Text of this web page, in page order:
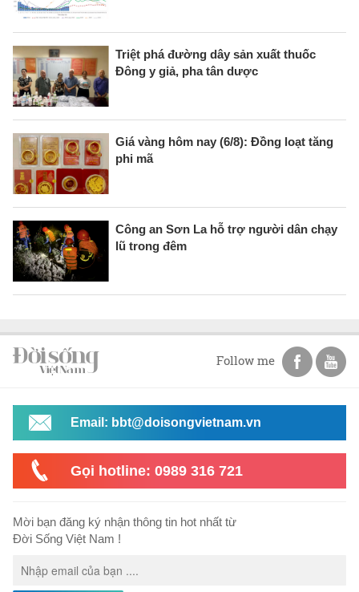
Triệt phá đường dây sản xuất thuốc
Đông y giả, pha tân dược
Giá vàng hôm nay (6/8): Đồng loạt tăng
phi mã
Công an Sơn La hỗ trợ người dân chạy
lũ trong đêm
Follow me
Email: bbt@doisongvietnam.vn
Gọi hotline: 0989 316 721
Mời bạn đăng ký nhận thông tin hot nhất từ
Đời Sống Việt Nam !